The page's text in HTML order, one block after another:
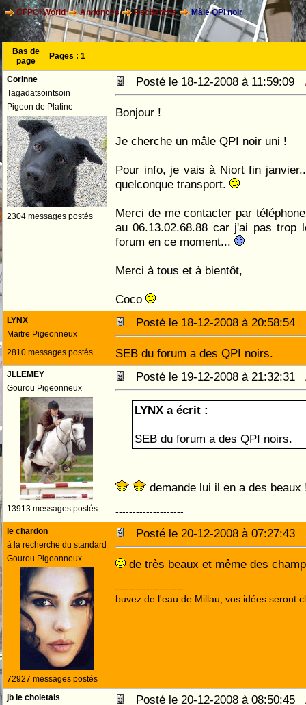
CFPOI World Annonces Recherche Mâle QPI noir
Bas de
page
Pages : 1
Corinne
Tagadatsointsoin
Pigeon de Platine
2304 messages postés
Posté le 18-12-2008 à 11:59:09
Bonjour !
Je cherche un mâle QPI noir uni !
Pour info, je vais à Niort fin
quelconque transport.
Merci de me contacter par
au 06.13.02.68.88 car j'ai pas trop
forum en ce moment...
Merci à tous et à bientôt,
Coco
LYNX
Maitre Pigeonneux
2810 messages postés
Posté le 18-12-2008 à 20:58:54
SEB du forum a des QPI noirs.
JLLEMEY
Gourou Pigeonneux
13913 messages postés
Posté le 19-12-2008 à 21:32:31
LYNX a écrit :
SEB du forum a des QPI noirs.
demande lui il en a des beaux
--------------------
le chardon
à la recherche du standard
Gourou Pigeonneux
72927 messages postés
Posté le 20-12-2008 à 07:27:43
de très beaux et même des
--------------------
buvez de l'eau de Millau, vos idées seront
jb le choletais
Posté le 20-12-2008 à 08:50:45